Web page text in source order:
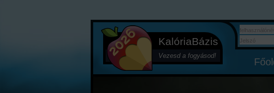
KalóriaBázis
Vezesd a fogyásod!